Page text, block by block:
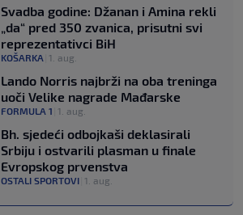
Svadba godine: Džanan i Amina rekli
„da“ pred 350 zvanica, prisutni svi
reprezentativci BiH
KOŠARKA 1. aug.
Lando Norris najbrži na oba treninga
uoči Velike nagrade Mađarske
FORMULA 1 1. aug.
Bh. sjedeći odbojkaši deklasirali
Srbiju i ostvarili plasman u finale
Evropskog prvenstva
OSTALI SPORTOVI 1. aug.